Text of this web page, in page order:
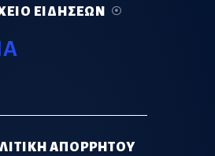
ΕΙΔΉΣΕΩΝ
ΑΠΟΡΡΗΤΟΥ